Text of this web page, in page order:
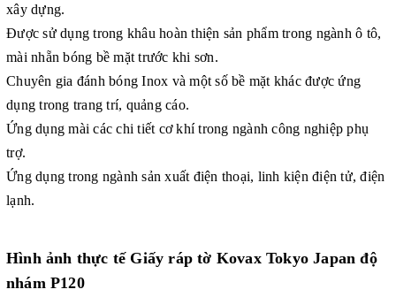
xây dựng.
Được sử dụng trong khâu hoàn thiện sản phẩm trong ngành ô tô,
mài nhẵn bóng bề mặt trước khi sơn.
Chuyên gia đánh bóng Inox và một số bề mặt khác được ứng
dụng trong trang trí, quảng cáo.
Ứng dụng mài các chi tiết cơ khí trong ngành công nghiệp phụ
trợ.
Ứng dụng trong ngành sản xuất điện thoại, linh kiện điện tử, điện
lạnh.
Hình ảnh thực tế Giấy ráp tờ Kovax Tokyo Japan độ
nhám P120